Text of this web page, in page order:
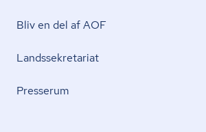
Bliv en del af AOF
Lands­se­kre­ta­ri­at
Presserum